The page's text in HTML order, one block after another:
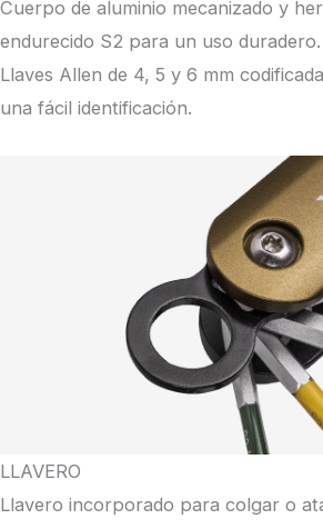
Cuerpo de aluminio mecanizado y
endurecido S2 para un uso duradero.
Llaves Allen de 4, 5 y 6 mm
una fácil identificación.
LLAVERO
Llavero incorporado para colgar o